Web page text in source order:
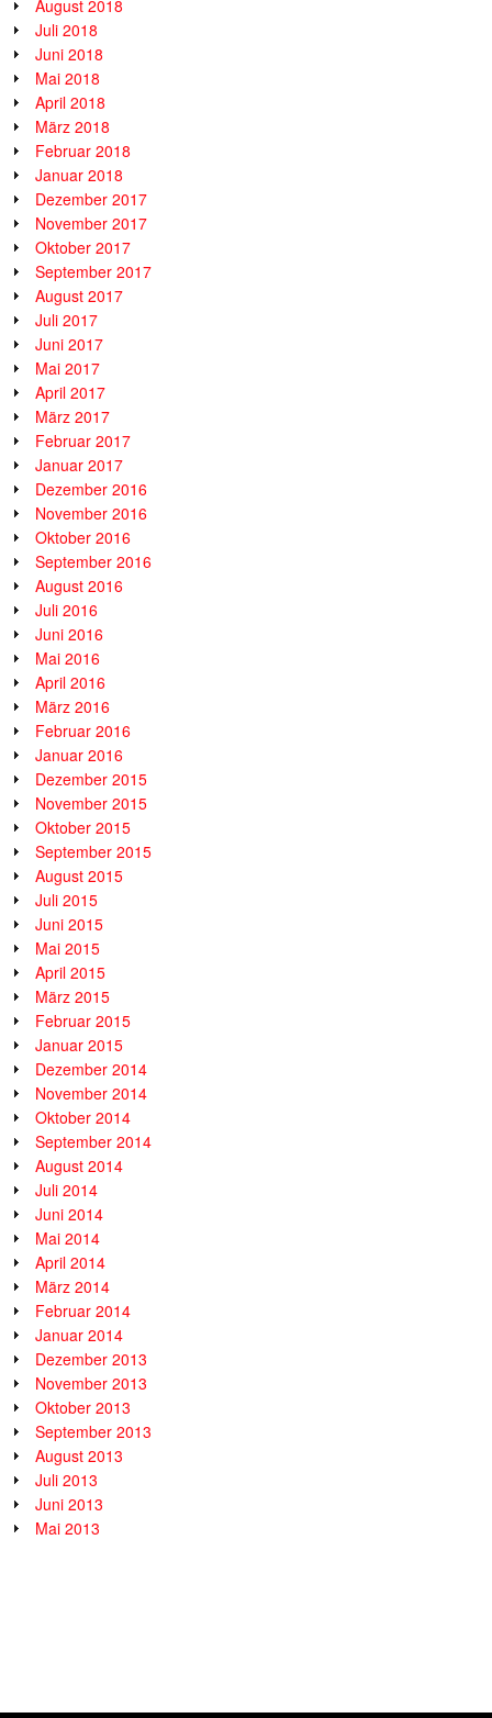
August 2018
Juli 2018
Juni 2018
Mai 2018
April 2018
März 2018
Februar 2018
Januar 2018
Dezember 2017
November 2017
Oktober 2017
September 2017
August 2017
Juli 2017
Juni 2017
Mai 2017
April 2017
März 2017
Februar 2017
Januar 2017
Dezember 2016
November 2016
Oktober 2016
September 2016
August 2016
Juli 2016
Juni 2016
Mai 2016
April 2016
März 2016
Februar 2016
Januar 2016
Dezember 2015
November 2015
Oktober 2015
September 2015
August 2015
Juli 2015
Juni 2015
Mai 2015
April 2015
März 2015
Februar 2015
Januar 2015
Dezember 2014
November 2014
Oktober 2014
September 2014
August 2014
Juli 2014
Juni 2014
Mai 2014
April 2014
März 2014
Februar 2014
Januar 2014
Dezember 2013
November 2013
Oktober 2013
September 2013
August 2013
Juli 2013
Juni 2013
Mai 2013